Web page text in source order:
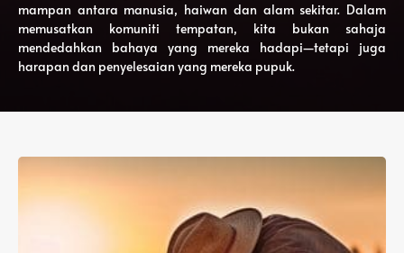
mampan antara manusia, haiwan dan alam sekitar. Dalam
memusatkan komuniti tempatan, kita bukan sahaja
mendedahkan bahaya yang mereka hadapi—tetapi juga
harapan dan penyelesaian yang mereka pupuk.